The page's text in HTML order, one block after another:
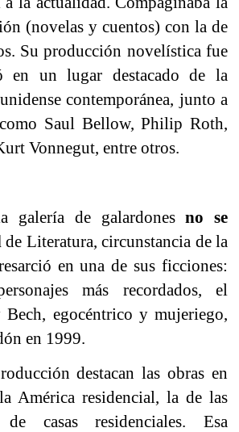
(novelas y cuentos) con la de
Su producción novelística fue
un lugar destacado de la
contemporánea, junto a
Saul Bellow, Philip Roth,
Vonnegut, entre otros.
galería de galardonesno se
de Literatura, circunstancia de la
en una de sus ficciones:
más recordados, el
egocéntrico y mujeriego,
en 1999.
destacan las obras en
América residencial, la de las
de casas residenciales. Esa